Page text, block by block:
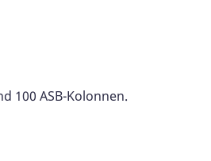
100 ASB-Kolonnen.